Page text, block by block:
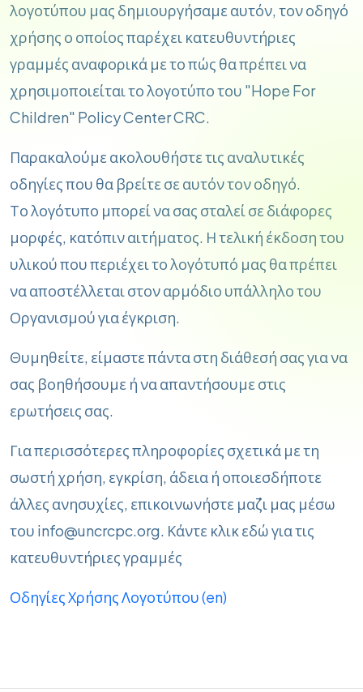
λογοτύπου μας δημιουργήσαμε αυτόν, τον οδηγό
χρήσης ο οποίος παρέχει κατευθυντήριες
γραμμές αναφορικά με το πώς θα πρέπει να
χρησιμοποιείται το λογοτύπο του "Hope For
Children" Policy Center CRC.
Παρακαλούμε ακολουθήστε τις αναλυτικές
οδηγίες που θα βρείτε σε αυτόν τον οδηγό.
Το λογότυπο μπορεί να σας σταλεί σε διάφορες
μορφές, κατόπιν αιτήματος. Η τελική έκδοση του
υλικού που περιέχει το λογότυπό μας θα πρέπει
να αποστέλλεται στον αρμόδιο υπάλληλο του
Οργανισμού για έγκριση.
Θυμηθείτε, είμαστε πάντα στη διάθεσή σας για να
σας βοηθήσουμε ή να απαντήσουμε στις
ερωτήσεις σας.
Για περισσότερες πληροφορίες σχετικά με τη
σωστή χρήση, εγκρίση, άδεια ή οποιεσδήποτε
άλλες ανησυχίες, επικοινωνήστε μα΄ζι μας μέσω
του info@uncrcpc.org. Κάντε κλικ εδώ για τις
κατευθυντήριες γραμμές
Οδηγίες Χρήσης Λογοτύπου (en)